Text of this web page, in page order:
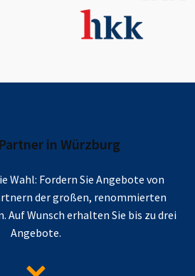
in Würzburg
Wahl: Fordern Sie Angebote von
der großen, renommierten
Auf Wunsch erhalten Sie bis zu drei
Angebote.